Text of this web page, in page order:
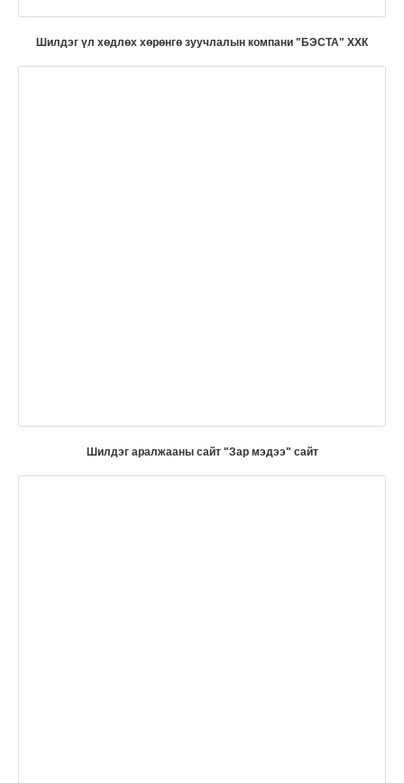
Шилдэг үл хөдлөх хөрөнгө зуучлалын компани "БЭСТА" ХХК
Шилдэг аралжааны сайт "Зар мэдээ" сайт